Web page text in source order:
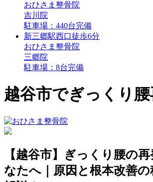
おひさま整骨院
吉川院
駐車場：440台完備
新三郷駅西口徒歩6分
おひさま整骨院
三郷院
駐車場：8台完備
越谷市でぎっくり
【越谷市】ぎっくり腰の
なたへ｜原因と根本改善